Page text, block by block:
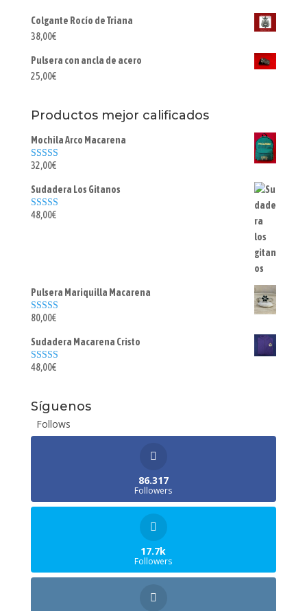
Colgante Rocío de Triana
38,00€
Pulsera con ancla de acero
25,00€
Productos mejor calificados
Mochila Arco Macarena
Valorado con
32,00€
Sudadera Los Gitanos
Valorado con
48,00€
Pulsera Mariquilla Macarena
Valorado con
80,00€
Sudadera Macarena Cristo
Valorado con
48,00€
Síguenos
Follows
86.317
Followers
17.7k
Followers